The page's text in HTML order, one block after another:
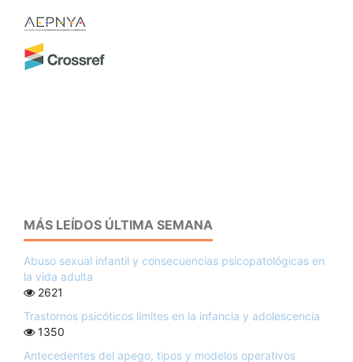
MÁS LEÍDOS ÚLTIMA SEMANA
Abuso sexual infantil y consecuencias psicopatológicas en
la vida adulta
2621
Trastornos psicóticos límites en la infancia y adolescencia
1350
Antecedentes del apego, tipos y modelos operativos